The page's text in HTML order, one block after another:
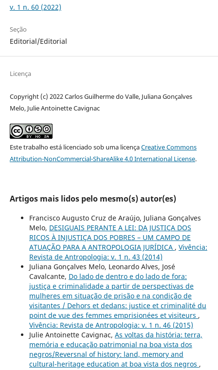
v. 1 n. 60 (2022)
Seção
Editorial/Editorial
Licença
Copyright (c) 2022 Carlos Guilherme do Valle, Juliana Gonçalves
Melo, Julie Antoinette Cavignac
Este trabalho está licenciado sob uma licençaCreative Commons
Attribution-NonCommercial-ShareAlike 4.0 International License.
Artigos mais lidos pelo mesmo(s) autor(es)
Francisco Augusto Cruz de Araújo, Juliana Gonçalves
Melo, DESIGUAIS PERANTE A LEI: DA JUSTIÇA DOS
RICOS À INJUSTIÇA DOS POBRES – UM CAMPO DE
ATUAÇÃO PARA A ANTROPOLOGIA JURÍDICA , Vivência:
Revista de Antropologia: v. 1 n. 43 (2014)
Juliana Gonçalves Melo, Leonardo Alves, José
Cavalcante, Do lado de dentro e do lado de fora:
justiça e criminalidade a partir de perspectivas de
mulheres em situação de prisão e na condição de
visitantes / Dehors et dedans: justice et criminalité du
point de vue des femmes emprisionées et visiteurs ,
Vivência: Revista de Antropologia: v. 1 n. 46 (2015)
Julie Antoinette Cavignac, As voltas da história: terra,
memória e educação patrimonial na boa vista dos
negros/Reversnal of history: land, memory and
cultural-heritage education at boa vista dos negros ,